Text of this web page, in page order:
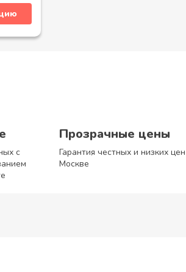
с
Прозрачные цены
Гарантия честных и низких
Москве